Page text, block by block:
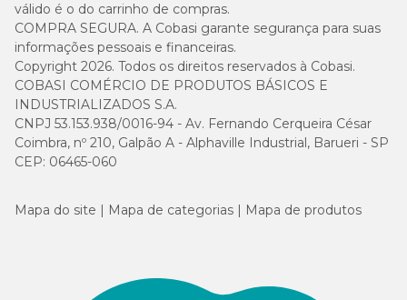
válido é o do carrinho de compras.
COMPRA SEGURA. A Cobasi garante segurança para suas
informações pessoais e financeiras.
Copyright 2026. Todos os direitos reservados à Cobasi.
COBASI COMÉRCIO DE PRODUTOS BÁSICOS E
INDUSTRIALIZADOS S.A.
CNPJ 53.153.938/0016-94 - Av. Fernando Cerqueira César
Coimbra, nº 210, Galpão A - Alphaville Industrial, Barueri - SP
CEP: 06465-060
Mapa do site Mapa de categorias Mapa de produtos